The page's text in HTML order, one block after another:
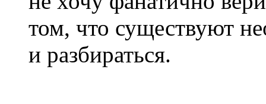
том, что существуют
и разбираться.